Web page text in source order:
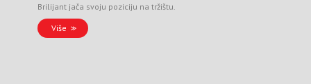
Brilijant jača svoju poziciju na tržištu.
Više